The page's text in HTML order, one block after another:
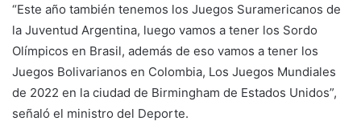
“Este año también tenemos los Juegos Suramericanos de
la Juventud Argentina, luego vamos a tener los Sordo
Olímpicos en Brasil, además de eso vamos a tener los
Juegos Bolivarianos en Colombia, Los Juegos Mundiales
de 2022 en la ciudad de Birmingham de Estados Unidos”,
señaló el ministro del Deporte.